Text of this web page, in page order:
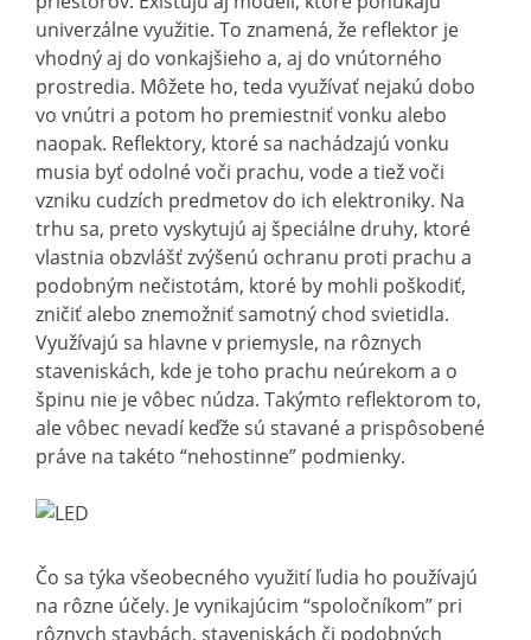
univerzálne využitie. To znamená, že reflektor je
vhodný aj do vonkajšieho a, aj do vnútorného
prostredia. Môžete ho, teda využívať nejakú dobo
vo vnútri a potom ho premiestniť vonku alebo
naopak. Reflektory, ktoré sa nachádzajú vonku
musia byť odolné voči prachu, vode a tiež voči
vzniku cudzích predmetov do ich elektroniky. Na
trhu sa, preto vyskytujú aj špeciálne druhy, ktoré
vlastnia obzvlášť zvýšenú ochranu proti prachu a
podobným nečistotám, ktoré by mohli poškodiť,
zničiť alebo znemožniť samotný chod svietidla.
Využívajú sa hlavne v priemysle, na rôznych
staveniskách, kde je toho prachu neúrekom a o
špinu nie je vôbec núdza. Takýmto reflektorom to,
ale vôbec nevadí keďže sú stavané a prispôsobené
práve na takéto “nehostinne” podmienky.
Čo sa týka všeobecného využití ľudia ho používajú
na rôzne účely. Je vynikajúcim “spoločníkom” pri
rôznych stavbách, staveniskách či podobných